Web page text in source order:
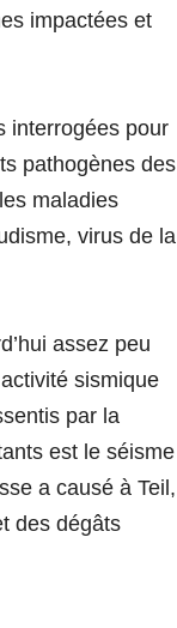
impactées et
interrogées pour
pathogènes des
maladies
virus de la
assez peu
sismique
par la
est le séisme
a causé à Teil,
des dégâts